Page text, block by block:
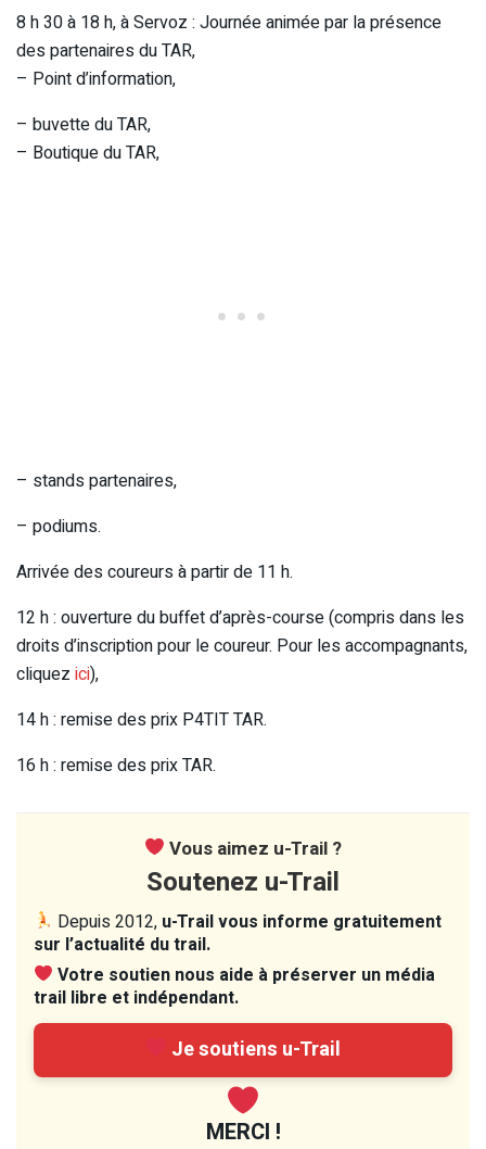
8 h 30 à 18 h, à Servoz : Journée animée par la présence
des partenaires du TAR,
– Point d’information,
– buvette du TAR,
– Boutique du TAR,
– stands partenaires,
– podiums.
Arrivée des coureurs à partir de 11 h.
12 h : ouverture du buffet d’après-course (compris dans les
droits d’inscription pour le coureur. Pour les accompagnants,
cliquez ici),
14 h : remise des prix P4TIT TAR.
16 h : remise des prix TAR.
Vous aimez u-Trail ?
Soutenez u-Trail
Depuis 2012, u-Trail vous informe gratuitement
sur l’actualité du trail.
Votre soutien nous aide à préserver un média
trail libre et indépendant.
Je soutiens u-Trail
MERCI !